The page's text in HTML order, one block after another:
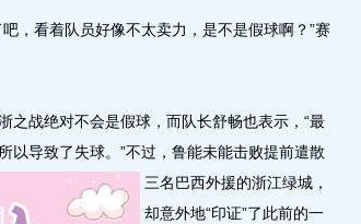
看着队员好像不太卖力，是不是假球啊？”赛
战绝对不会是假球，而队长舒畅也表示，“最
以导致了失球。 ”不过，鲁能未能击败提前遣散
三名巴西外援的浙江绿城，
却意外地“印证”了此前的一